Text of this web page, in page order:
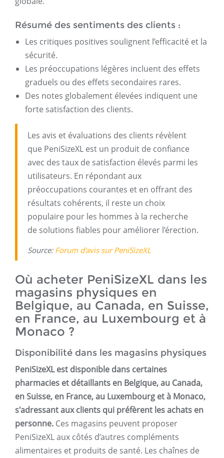
Résumé des sentiments des clients :
Les critiques positives soulignent l’efficacité et la
sécurité.
Les préoccupations légères incluent des effets
graduels ou des effets secondaires rares.
Des notes globalement élevées indiquent une
forte satisfaction des clients.
Les avis et évaluations des clients révèlent
que PeniSizeXL est un produit de confiance
avec des taux de satisfaction élevés parmi les
utilisateurs. En répondant aux
préoccupations courantes et en offrant des
résultats cohérents, il reste un choix
populaire pour les hommes à la recherche
de solutions fiables pour améliorer l’érection.
Source: Forum d'avis sur PeniSizeXL
Où acheter PeniSizeXL dans les
magasins physiques en
Belgique, au Canada, en Suisse,
en France, au Luxembourg et à
Monaco ?
Disponibilité dans les magasins physiques
PeniSizeXL est disponible dans certaines
pharmacies et détaillants en Belgique, au Canada,
en Suisse, en France, au Luxembourg et à Monaco,
s'adressant aux clients qui préfèrent les achats en
personne. Ces magasins peuvent proposer
PeniSizeXL aux côtés d’autres compléments
alimentaires et produits de santé. Les chaînes de